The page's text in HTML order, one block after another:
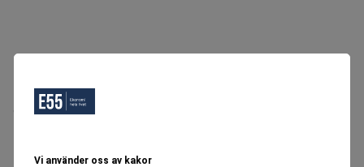
Vi använder oss av kakor
Oops, Ett fel inträffade.